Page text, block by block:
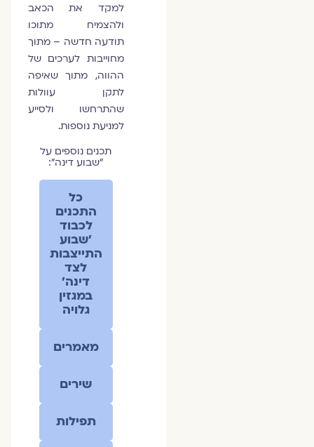
למקד את הכאב
ולהצמיח מתוכו
תודעה חדשה – מתוך
מחוייבות לערכים של
ההווה, מתוך שאיפה
לתקן עוולות
שהתרחשו ולסייע
למניעת נוספות.
תכנים נוספים על
״שבוע דינה״:
כל
התכנים
לכבוד
׳שבוע
התייצבות
לצד
דינה׳
במגזין
גלויה
מאמרים
שירים
תפילות